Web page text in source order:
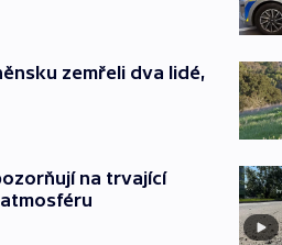
zemřeli dva lidé,
na trvající